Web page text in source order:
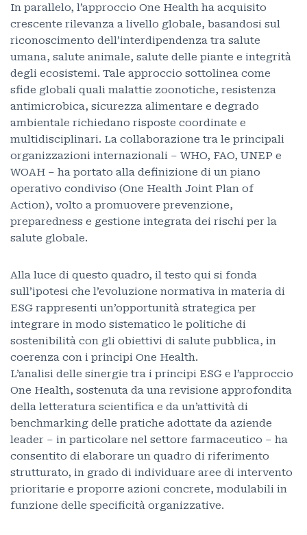
In parallelo, l’approccio One Health ha acquisito
crescente rilevanza a livello globale, basandosi sul
riconoscimento dell’interdipendenza tra salute
umana, salute animale, salute delle piante e integrità
degli ecosistemi. Tale approccio sottolinea come
sfide globali quali malattie zoonotiche, resistenza
antimicrobica, sicurezza alimentare e degrado
ambientale richiedano risposte coordinate e
multidisciplinari. La collaborazione tra le principali
organizzazioni internazionali – WHO, FAO, UNEP e
WOAH – ha portato alla definizione di un piano
operativo condiviso (One Health Joint Plan of
Action), volto a promuovere prevenzione,
preparedness e gestione integrata dei rischi per la
salute globale.
Alla luce di questo quadro, il testo qui si fonda
sull’ipotesi che l’evoluzione normativa in materia di
ESG rappresenti un’opportunità strategica per
integrare in modo sistematico le politiche di
sostenibilità con gli obiettivi di salute pubblica, in
coerenza con i principi One Health.
L’analisi delle sinergie tra i principi ESG e l’approccio
One Health, sostenuta da una revisione approfondita
della letteratura scientifica e da un’attività di
benchmarking delle pratiche adottate da aziende
leader – in particolare nel settore farmaceutico – ha
consentito di elaborare un quadro di riferimento
strutturato, in grado di individuare aree di intervento
prioritarie e proporre azioni concrete, modulabili in
funzione delle specificità organizzative.